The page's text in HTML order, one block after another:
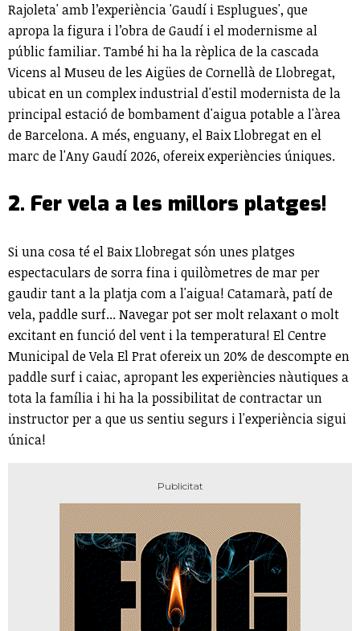
Rajoleta' amb l’experiència 'Gaudí i Esplugues', que
apropa la figura i l’obra de Gaudí i el modernisme al
públic familiar. També hi ha la rèplica de la cascada
Vicens al Museu de les Aigües de Cornellà de Llobregat,
ubicat en un complex industrial d'estil modernista de la
principal estació de bombament d'aigua potable a l'àrea
de Barcelona. A més, enguany, el Baix Llobregat en el
marc de l'Any Gaudí 2026, ofereix experiències úniques.
2. Fer vela a les millors platges!
Si una cosa té el Baix Llobregat són unes platges
espectaculars de sorra fina i quilòmetres de mar per
gaudir tant a la platja com a l'aigua! Catamarà, patí de
vela, paddle surf... Navegar pot ser molt relaxant o molt
excitant en funció del vent i la temperatura! El Centre
Municipal de Vela El Prat ofereix un 20% de descompte en
paddle surf i caiac, apropant les experiències nàutiques a
tota la família i hi ha la possibilitat de contractar un
instructor per a que us sentiu segurs i l'experiència sigui
única!